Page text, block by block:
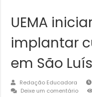
UEMA
implantar
em São Luís
Redação Educadora
Deixe um comentário